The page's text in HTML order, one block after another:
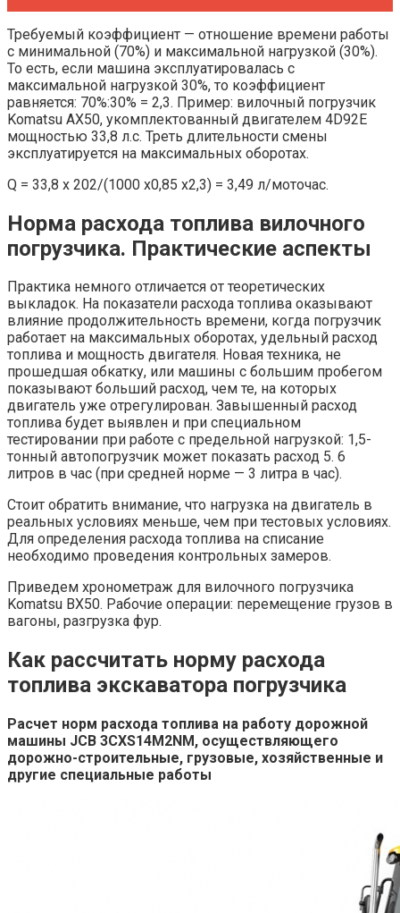
Требуемый коэффициент — отношение времени работы
с минимальной (70%) и максимальной нагрузкой (30%).
То есть, если машина эксплуатировалась с
максимальной нагрузкой 30%, то коэффициент
равняется: 70%:30% = 2,3. Пример: вилочный погрузчик
Komatsu АХ50, укомплектованный двигателем 4D92E
мощностью 33,8 л.с. Треть длительности смены
эксплуатируется на максимальных оборотах.
Q = 33,8 х 202/(1000 х0,85 х2,3) = 3,49 л/моточас.
Норма расхода топлива вилочного
погрузчика. Практические аспекты
Практика немного отличается от теоретических
выкладок. На показатели расхода топлива оказывают
влияние продолжительность времени, когда погрузчик
работает на максимальных оборотах, удельный расход
топлива и мощность двигателя. Новая техника, не
прошедшая обкатку, или машины с большим пробегом
показывают больший расход, чем те, на которых
двигатель уже отрегулирован. Завышенный расход
топлива будет выявлен и при специальном
тестировании при работе с предельной нагрузкой: 1,5-
тонный автопогрузчик может показать расход 5. 6
литров в час (при средней норме — 3 литра в час).
Стоит обратить внимание, что нагрузка на двигатель в
реальных условиях меньше, чем при тестовых условиях.
Для определения расхода топлива на списание
необходимо проведения контрольных замеров.
Приведем хронометраж для вилочного погрузчика
Komatsu ВХ50. Рабочие операции: перемещение грузов в
вагоны, разгрузка фур.
Как рассчитать норму расхода
топлива экскаватора погрузчика
Расчет норм расхода топлива на работу дорожной
машины JCB 3CXS14M2NM, осуществляющего
дорожно-строительные, грузовые, хозяйственные и
другие специальные работы